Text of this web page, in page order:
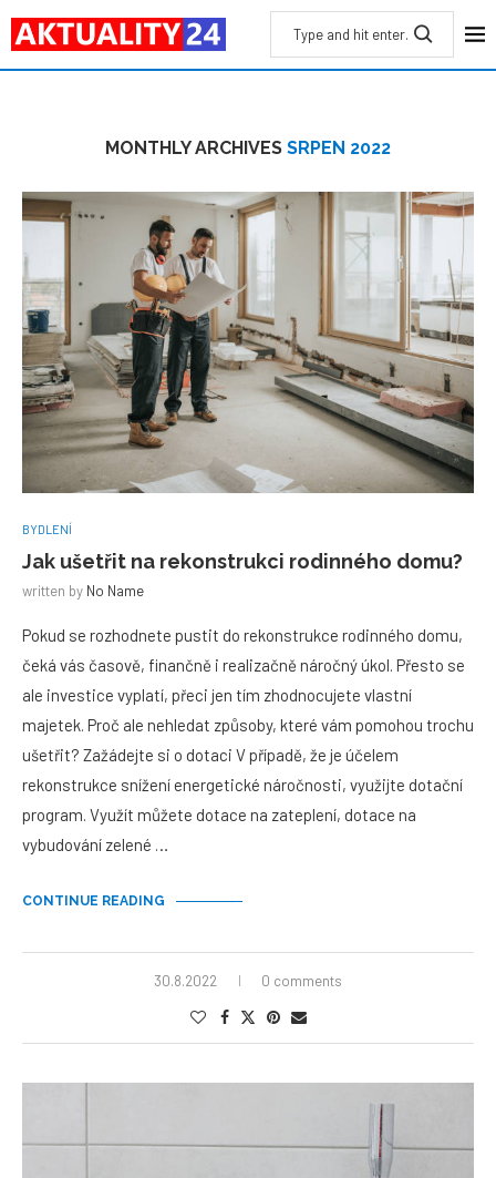
MONTHLY ARCHIVES SRPEN 2022
BYDLENÍ
Jak ušetřit na rekonstrukci rodinného domu?
written by No Name
Pokud se rozhodnete pustit do rekonstrukce rodinného domu,
čeká vás časově, finančně i realizačně náročný úkol. Přesto se
ale investice vyplatí, přeci jen tím zhodnocujete vlastní
majetek. Proč ale nehledat způsoby, které vám pomohou trochu
ušetřit? Zažádejte si o dotaci V případě, že je účelem
rekonstrukce snížení energetické náročnosti, využijte dotační
program. Využít můžete dotace na zateplení, dotace na
vybudování zelené …
CONTINUE READING
30.8.2022 0 comments